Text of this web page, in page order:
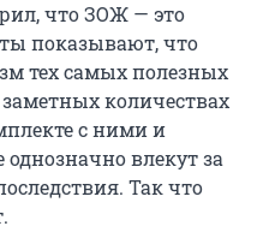
что ЗОЖ — это
показывают, что
тех самых полезных
количествах
с ними и
однозначно влекут за
Так что